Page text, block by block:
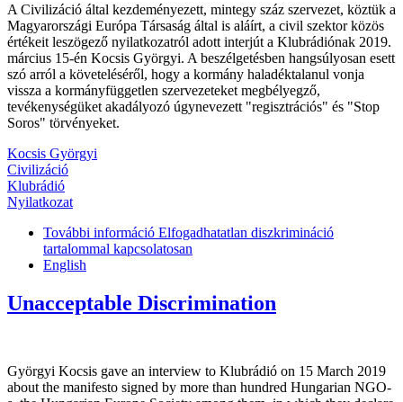
A Civilizáció által kezdeményezett, mintegy száz szervezet, köztük a
Magyarországi Európa Társaság által is aláírt, a civil szektor közös
értékeit leszögező nyilatkozatról adott interjút a Klubrádiónak 2019.
március 15-én Kocsis Györgyi. A beszélgetésben hangsúlyosan esett
szó arról a követeléséről, hogy a kormány haladéktalanul vonja
vissza a kormányfüggetlen szervezeteket megbélyegző,
tevékenységüket akadályozó úgynevezett "regisztrációs" és "Stop
Soros" törvényeket.
Kocsis Györgyi
Civilizáció
Klubrádió
Nyilatkozat
További információ Elfogadhatatlan diszkrimináció
tartalommal kapcsolatosan
English
Unacceptable Discrimination
Györgyi Kocsis gave an interview to Klubrádió on 15 March 2019
about the manifesto signed by more than hundred Hungarian NGO-